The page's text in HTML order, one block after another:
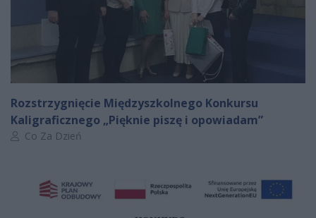
Rozstrzygnięcie Międzyszkolnego Konkursu
Kaligraficznego „Pięknie piszę i opowiadam”
Autor artykułu:
Co Za Dzień